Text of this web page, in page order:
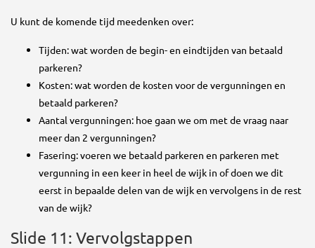
U kunt de komende tijd meedenken over:
Tijden: wat worden de begin- en eindtijden van betaald
parkeren?
Kosten: wat worden de kosten voor de vergunningen en
betaald parkeren?
Aantal vergunningen: hoe gaan we om met de vraag naar
meer dan 2 vergunningen?
Fasering: voeren we betaald parkeren en parkeren met
vergunning in een keer in heel de wijk in of doen we dit
eerst in bepaalde delen van de wijk en vervolgens in de rest
van de wijk?
Slide 11: Vervolgstappen